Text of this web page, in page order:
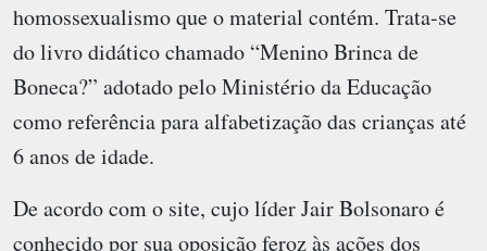
homossexualismo que o material contém. Trata-se
do livro didático chamado “Menino Brinca de
Boneca?” adotado pelo Ministério da Educação
como referência para alfabetização das crianças até
6 anos de idade.
De acordo com o site, cujo líder Jair Bolsonaro é
conhecido por sua oposição feroz às ações dos